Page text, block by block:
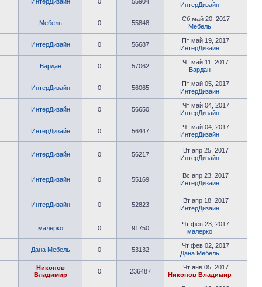
ИнтерДизайн
Мебель 0 55848
Сб май 20, 2017
Мебель
ИнтерДизайн 0 56687
Пт май 19, 2017
ИнтерДизайн
Вардан 0 57062
Чт май 11, 2017
Вардан
ИнтерДизайн 0 56065
Пт май 05, 2017
ИнтерДизайн
ИнтерДизайн 0 56650
Чт май 04, 2017
ИнтерДизайн
ИнтерДизайн 0 56447
Чт май 04, 2017
ИнтерДизайн
ИнтерДизайн 0 56217
Вт апр 25, 2017
ИнтерДизайн
ИнтерДизайн 0 55169
Вс апр 23, 2017
ИнтерДизайн
ИнтерДизайн 0 52823
Вт апр 18, 2017
ИнтерДизайн
малерко 0 91750
Чт фев 23, 2017
малерко
Дана Мебель 0 53132
Чт фев 02, 2017
Дана Мебель
Никонов
Владимир
0 236487
Чт янв 05, 2017
Никонов Владимир